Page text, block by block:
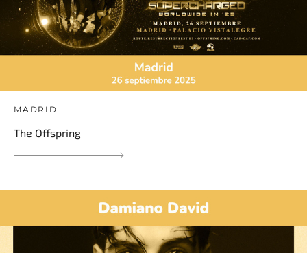
MADRID
The Offspring